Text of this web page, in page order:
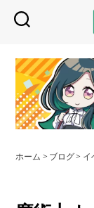
ホーム > ブログ> イ